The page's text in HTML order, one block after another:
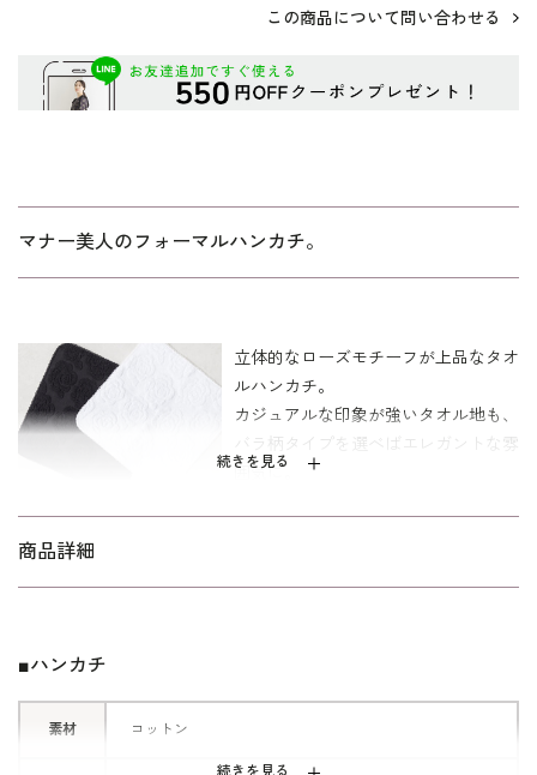
この商品について問い合わせる
マナー美人のフォーマルハンカチ。
続きを見る
立体的なローズモチーフが上品なタオ
ルハンカチ。
カジュアルな印象が強いタオル地も、
バラ柄タイプを選べばエレガントな雰
囲気に。
色をご用意しております。
商品詳細
続きを見る
■ハンカチ
素材 コットン